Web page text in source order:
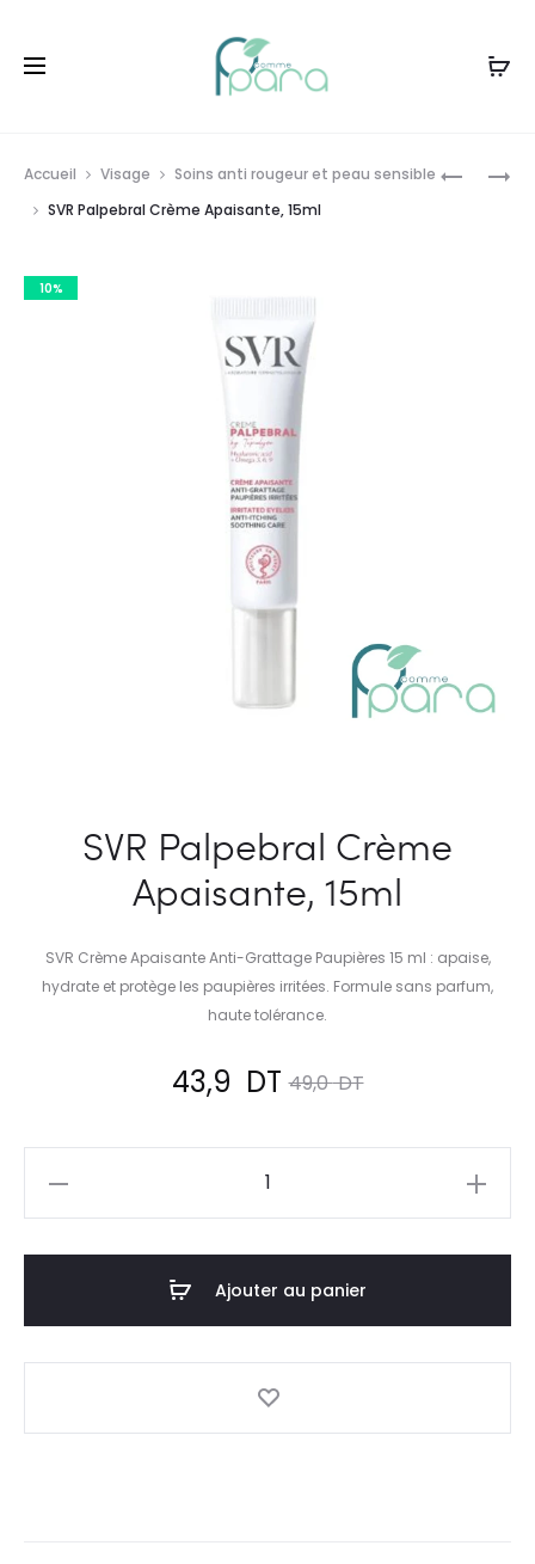
RITUEL
Accueil Visage
Soins anti rougeur et peau sensible
SVR Palpebral Crème Apaisante, 15ml
10%
SVR Palpebral Crème
Apaisante, 15ml
SVR Crème Apaisante Anti-Grattage Paupières 15 ml : apaise,
hydrate et protège les paupières irritées. Formule sans parfum,
haute tolérance.
49,0DT
Le
prix
initial
était :
49,0
DT.
43,9 DT
prix
est :
43,9
DT.
Ajouter au panier